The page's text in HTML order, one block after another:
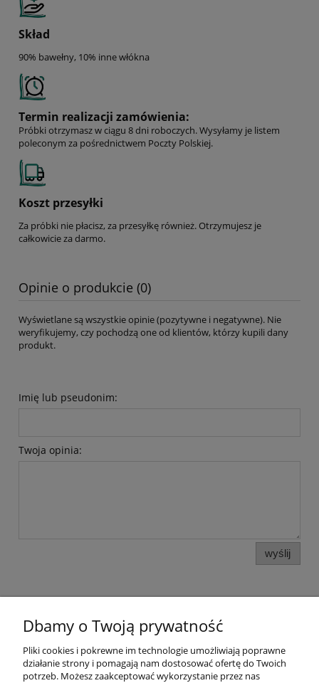
Skład
90% bawełny, 10% inne włókna
Termin realizacji zamówienia:
Próbki otrzymasz w ciągu 8 dni roboczych. Wysyłamy je listem
poleconym za pośrednictwem Poczty Polskiej.
Koszt przesyłki
Za próbki nie płacisz, za przesyłkę również. Otrzymujesz je
całkowicie za darmo.
Opinie o produkcie (0)
Wyświetlane są wszystkie opinie (pozytywne i negatywne). Nie
weryfikujemy, czy pochodzą one od klientów, którzy kupili dany
produkt.
Imię lub pseudonim:
Twoja opinia:
wyślij
Pomoc
Dbamy o Twoją prywatność
Pliki cookies i pokrewne im technologie umożliwiają poprawne
działanie strony i pomagają nam dostosować ofertę do Twoich
potrzeb. Możesz zaakceptować wykorzystanie przez nas